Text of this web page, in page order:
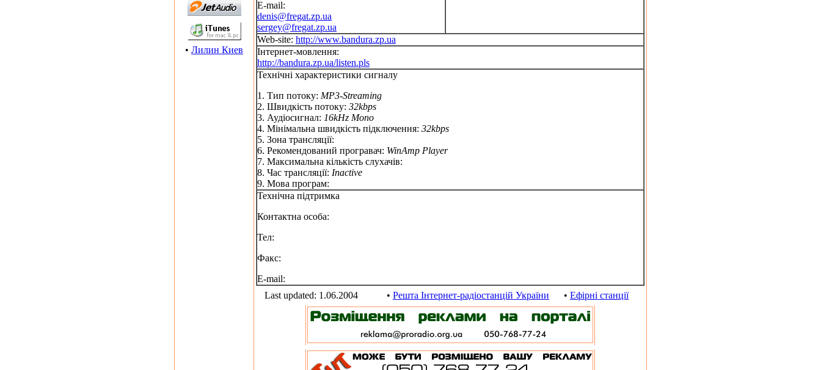
• Лилин Киев
E-mail:
denis@fregat.zp.ua
sergey@fregat.zp.ua
Web-site: http://www.bandura.zp.ua
Інтернет-мовлення:
http://bandura.zp.ua/listen.pls
Технічні характеристики сигналу
1. Тип потоку: MP3-Streaming
2. Швидкість потоку: 32kbps
3. Аудіосигнал: 16kHz Mono
4. Мінімальна швидкість підключення: 32kbps
5. Зона трансляції:
6. Рекомендований програвач: WinAmp Player
7. Максимальна кількість слухачів:
8. Час трансляції: Inactive
9. Мова програм:
Технічна підтримка
Контактна особа:
Тел:
Факс:
E-mail:
Last updated: 1.06.2004
• Решта Інтернет-радіостанцій України • Ефірні станції